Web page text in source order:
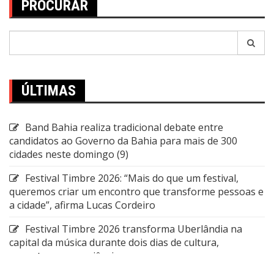
PROCURAR
ÚLTIMAS
Band Bahia realiza tradicional debate entre
candidatos ao Governo da Bahia para mais de 300
cidades neste domingo (9)
Festival Timbre 2026: “Mais do que um festival,
queremos criar um encontro que transforme pessoas e
a cidade”, afirma Lucas Cordeiro
Festival Timbre 2026 transforma Uberlândia na
capital da música durante dois dias de cultura,